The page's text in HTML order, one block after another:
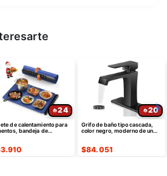
24
de calentamiento para
bandeja de
20
Grifo de baño tipo cascada,
color negro, moderno de un
$84.051